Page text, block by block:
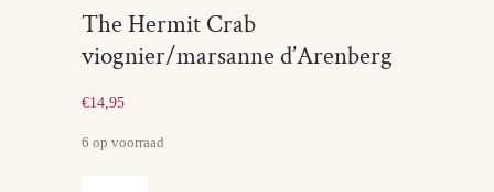
The Hermit Crab
viognier/marsanne d’Arenberg
€14,95
6 op voorraad